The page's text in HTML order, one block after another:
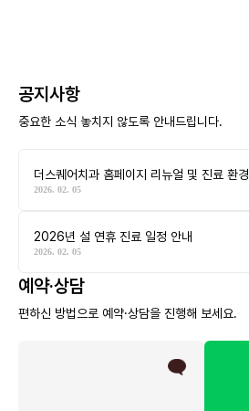
공지사항
중요한 소식 놓치지 않도록 안내드립니다.
더스퀘어치과 홈페이지 리뉴얼 및 진료 환
2026. 02. 05
2026년 설 연휴 진료 일정 안내
2026. 02. 05
예약·상담
편하신 방법으로 예약·상담을 진행해 보세요.